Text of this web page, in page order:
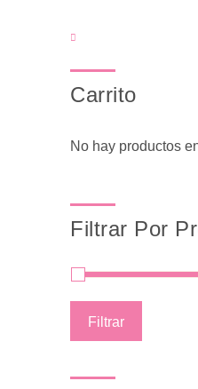
Carrito
No hay productos
Filtrar Por
Filtrar